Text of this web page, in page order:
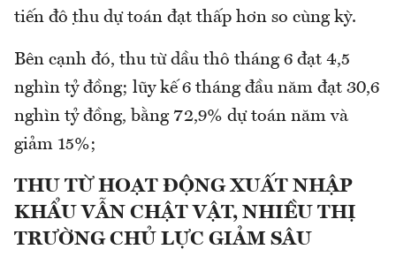
tiến độ thu dự toán đạt thấp hơn so cùng kỳ.
Bên cạnh đó, thu từ dầu thô tháng 6 đạt 4,5
nghìn tỷ đồng; lũy kế 6 tháng đầu năm đạt 30,6
nghìn tỷ đồng, bằng 72,9% dự toán năm và
giảm 15%;
THU TỪ HOẠT ĐỘNG XUẤT NHẬP
KHẨU VẪN CHẬT VẬT, NHIỀU THỊ
TRƯỜNG CHỦ LỰC GIẢM SÂU